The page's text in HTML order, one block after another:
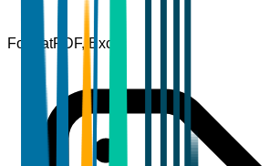
FormatPDF, Excel